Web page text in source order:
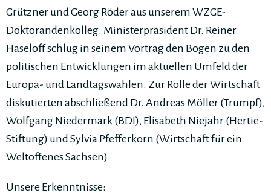
Grützner und Georg Röder aus unserem WZGE-
Doktorandenkolleg. Ministerpräsident Dr. Reiner
Haseloff schlug in seinem Vortrag den Bogen zu den
politischen Entwicklungen im aktuellen Umfeld der
Europa- und Landtagswahlen. Zur Rolle der Wirtschaft
diskutierten abschließend Dr. Andreas Möller (Trumpf),
Wolfgang Niedermark (BDI), Elisabeth Niejahr (Hertie-
Stiftung) und Sylvia Pfefferkorn (Wirtschaft für ein
Weltoffenes Sachsen).
Unsere Erkenntnisse: